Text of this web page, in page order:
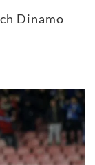
Dinamo